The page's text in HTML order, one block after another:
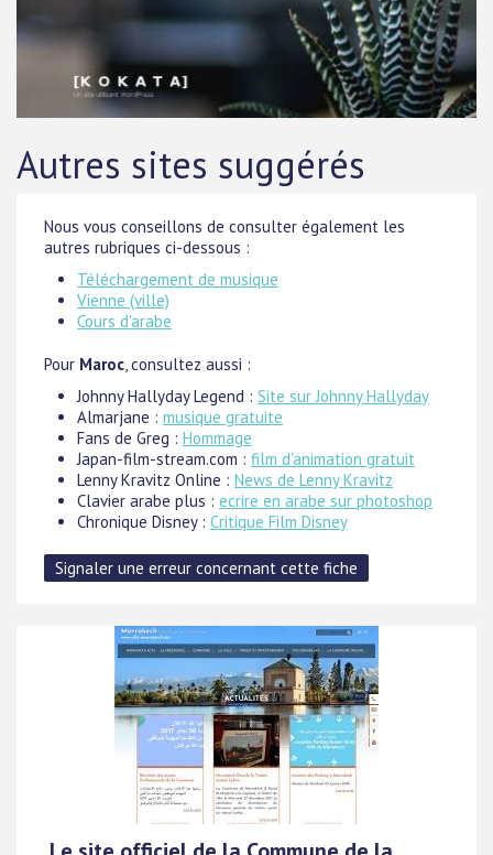
Autres sites suggérés
Nous vous conseillons de consulter également les
autres rubriques ci-dessous :
Téléchargement de musique
Vienne (ville)
Cours d'arabe
Pour Maroc, consultez aussi :
Johnny Hallyday Legend : Site sur Johnny Hallyday
Almarjane : musique gratuite
Fans de Greg : Hommage
Japan-film-stream.com : film d'animation gratuit
Lenny Kravitz Online : News de Lenny Kravitz
Clavier arabe plus : ecrire en arabe sur photoshop
Chronique Disney : Critique Film Disney